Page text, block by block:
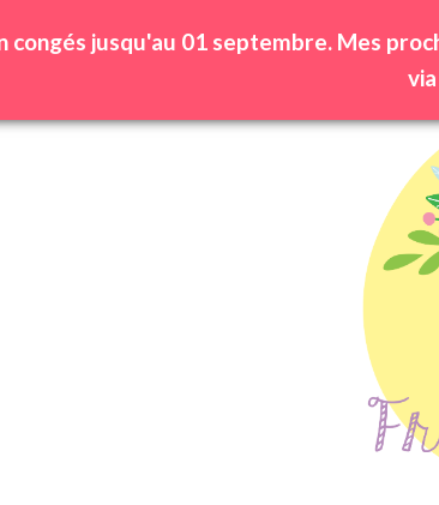
congés jusqu'au 01 septembre. Mes